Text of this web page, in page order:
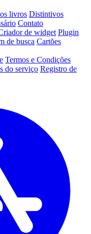
livros Distintivos
Contato
de widget Plugin
de busca Cartões
Termos e Condições
do serviço Registro de